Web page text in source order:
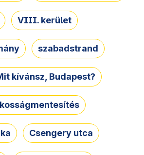
VIII. kerület
szabadstrand
kívánsz, Budapest?
Csengery utca